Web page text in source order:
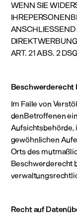
WENN SIE
ART. 21 ABS. 2
Beschwerderecht
Im Falle von
denBetroffenen
Aufsichtsbehörde,
gewöhnlichen
Orts des
Beschwerderecht
Recht auf